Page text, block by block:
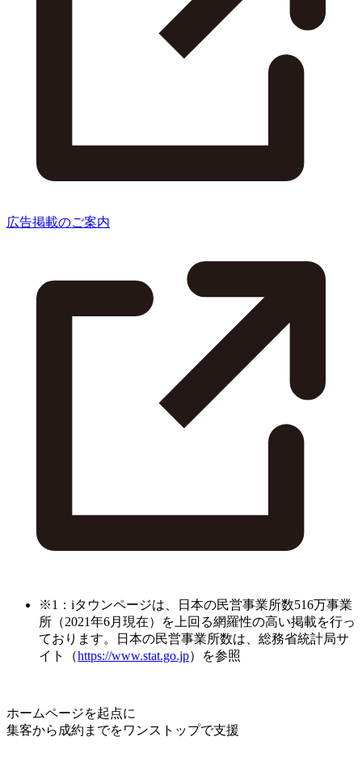
広告掲載のご案内
※1：iタウンページは、日本の民営事業所数516万事業
所（2021年6月現在）を上回る網羅性の高い掲載を行っ
ております。日本の民営事業所数は、総務省統計局サ
イト（https://www.stat.go.jp）を参照
ホームページを起点に
集客から成約までをワンストップで支援